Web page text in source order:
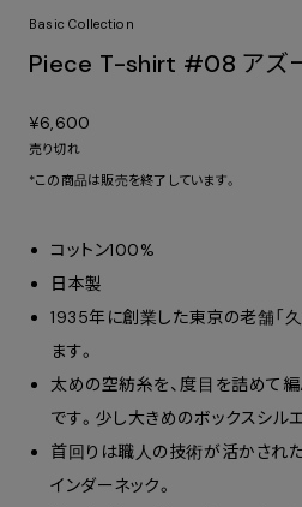
Basic Collection
Piece T-shirt #08 アズ
¥6,600
売り切れ
*この商品は販売を終了しています。
コットン100%
日本製
1935年に創業した東京の老舗「
ます。
太めの空紡糸を、度目を詰めて
です。少し大きめのボックスシルエ
首回りは職人の技術が活かされ
インダーネック。